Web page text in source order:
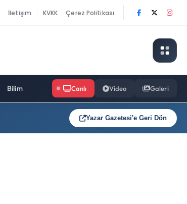
İletişim KVKK Çerez Politikası
Bilim Canlı Video Galeri
Yazar Gazetesi'e Geri Dön